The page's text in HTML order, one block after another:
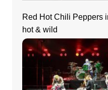
Red Hot Chili Peppers
hot & wild